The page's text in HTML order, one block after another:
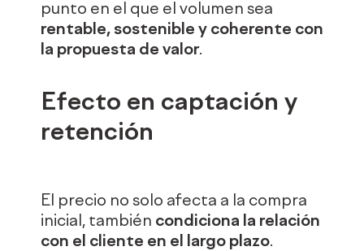
punto en el que el volumen sea
rentable, sostenible y coherente con
la propuesta de valor.
Efecto en captación y
retención
El precio no solo afecta a la compra
inicial, también condiciona la relación
con el cliente en el largo plazo.